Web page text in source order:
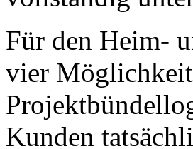
Für den Heim-
vier
Kunden